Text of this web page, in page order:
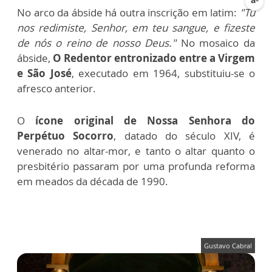
No arco da ábside há outra inscrição em latim: "Tu
nos redimiste, Senhor, em teu sangue, e fizeste
de nós o reino de nosso Deus."No mosaico da
ábside, O Redentor entronizado entre a Virgem
e São José, executado em 1964, substituiu-se o
afresco anterior.
O ícone original de Nossa Senhora do
Perpétuo Socorro, datado do século XIV, é
venerado no altar-mor, e tanto o altar quanto o
presbitério passaram por uma profunda reforma
em meados da década de 1990.
Gustavo Cabral